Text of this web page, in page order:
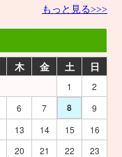
もっと見る>>>
木 金 土 日
1
2
6 7 8
9
13 14 15
16
20 21 22
23